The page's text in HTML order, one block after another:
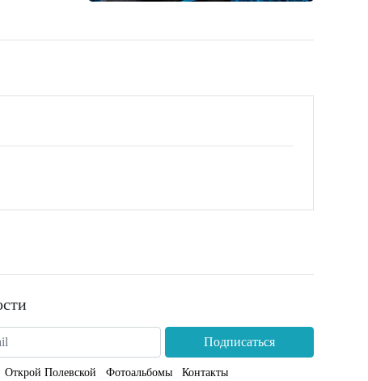
Подписаться
Открой Полевской Фотоальбомы Контакты